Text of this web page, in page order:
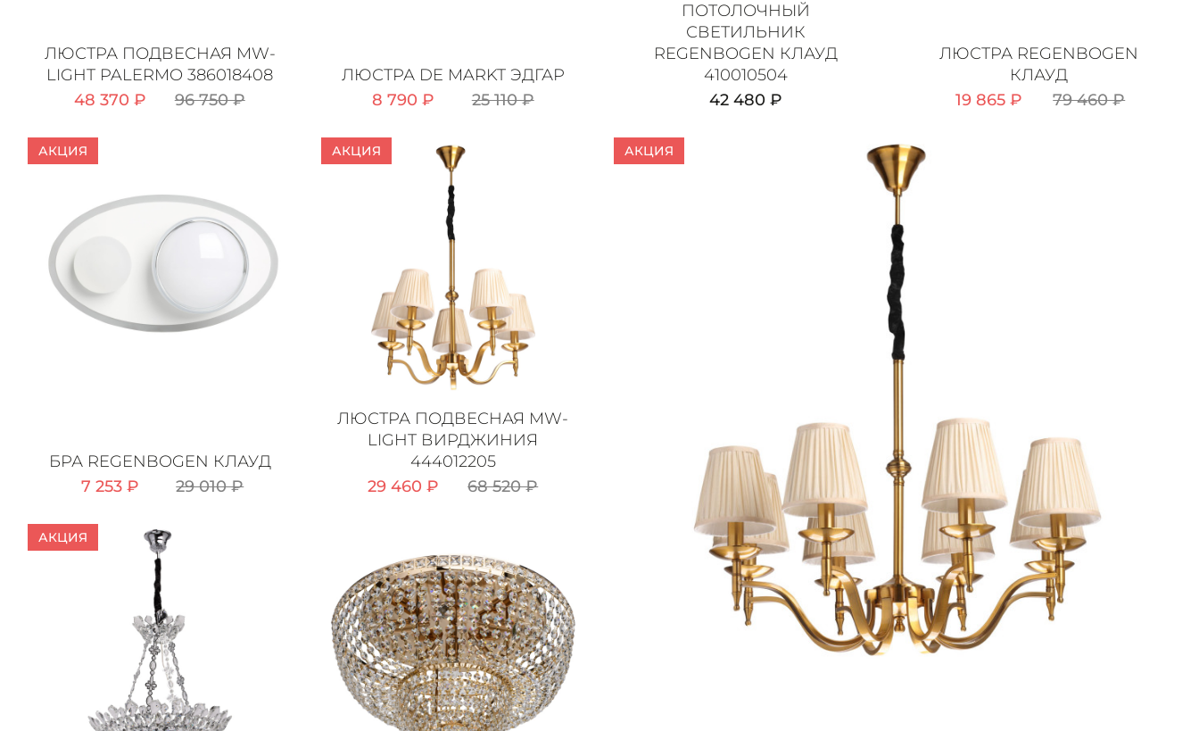
ЛЮСТРА ПОДВЕСНАЯ MW-
LIGHT PALERMO 386018408
48 370 ₽
96 750 ₽
ЛЮСТРА DE MARKT ЭДГАР
8 790 ₽
25 110 ₽
ПОТОЛОЧНЫЙ
СВЕТИЛЬНИК
REGENBOGEN КЛАУД
410010504
42 480 ₽
ЛЮСТРА REGENBOGEN
КЛАУД
19 865 ₽
79 460 ₽
АКЦИЯ
БРА REGENBOGEN КЛАУД
7 253 ₽
29 010 ₽
АКЦИЯ
ЛЮСТРА ПОДВЕСНАЯ MW-
LIGHT ВИРДЖИНИЯ
444012205
29 460 ₽
68 520 ₽
АКЦИЯ
АКЦИЯ